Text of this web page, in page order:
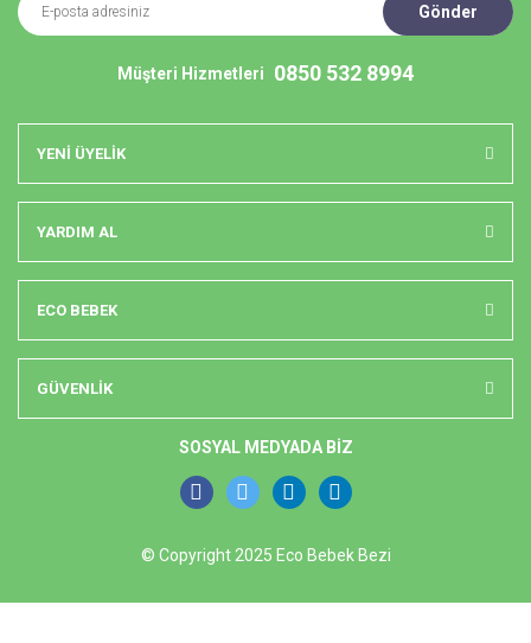
Gönder
Müşteri Hizmetleri 0850 532 8994
YENİ ÜYELİK
YARDIM AL
ECO BEBEK
SOSYAL MEDYADA BİZ
GÜVENLİK
© Copyright 2025 Eco Bebek Bezi